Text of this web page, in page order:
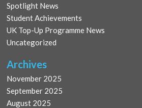
Spotlight News
Student Achievements
UK Top-Up Programme News
Uncategorized
Archives
November 2025
September 2025
August 2025